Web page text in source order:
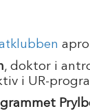
, doktor i
i UR-